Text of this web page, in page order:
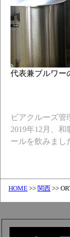
代表兼ブルワー
ビアクルーズ管
2019年12月、
ールを飲みまし
HOME >> 関西 >>